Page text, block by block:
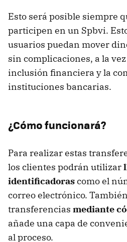
Esto será posible siempre
participen en un Spbvi.
usuarios puedan mover
sin complicaciones, a la
inclusión financiera y la
instituciones bancarias.
¿Cómo funcionará?
Para realizar estas
los clientes podrán utilizar
identificadorascomo el
correo electrónico.
transferencias mediante
añade una capa de
al proceso.